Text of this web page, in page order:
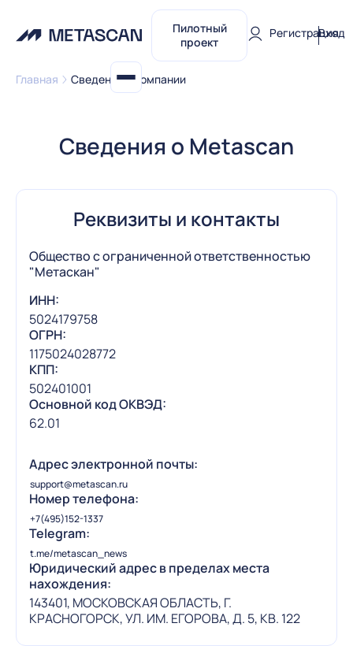
Пилотный
проект
Регистрация
Вход
Главная Сведения о компании
Сведения о Metascan
Реквизиты и контакты
Общество с ограниченной ответственностью
"Метаскан"
ИНН:
5024179758
ОГРН:
1175024028772
КПП:
502401001
Основной код ОКВЭД:
62.01
Адрес электронной почты:
support@metascan.ru
Номер телефона:
+7(495)152-1337
Telegram:
t.me/metascan_news
Юридический адрес в пределах места
нахождения:
143401, МОСКОВСКАЯ ОБЛАСТЬ, Г.
КРАСНОГОРСК, УЛ. ИМ. ЕГОРОВА, Д. 5, КВ. 122